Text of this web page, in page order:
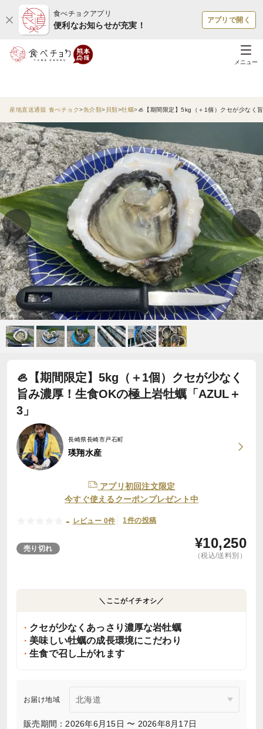
食べチョクアプリ
便利なお知らせが充実！
アプリで開く
メニュー
産地直送通販 食べチョク 魚介類 貝類 牡蠣 🦪【期間限定】5kg（＋1個）クセが少なく
🦪【期間限定】5kg（＋1個）クセが少なく
旨み濃厚！生食OKの極上岩牡蠣「AZUL＋
3」
長崎県長崎市戸石町
瑛翔水産
アプリ初回注文限定
今すぐ使えるクーポンプレゼント中
- レビュー 0件 1件の投稿
売り切れ ¥10,250
（税込/送料別）
＼ここがイチオシ／
クセが少なくあっさり濃厚な岩牡蠣
美味しい牡蠣の成長環境にこだわり
生食で召し上がれます
お届け地域
販売期間：2026年6月15日 〜 2026年8月17日